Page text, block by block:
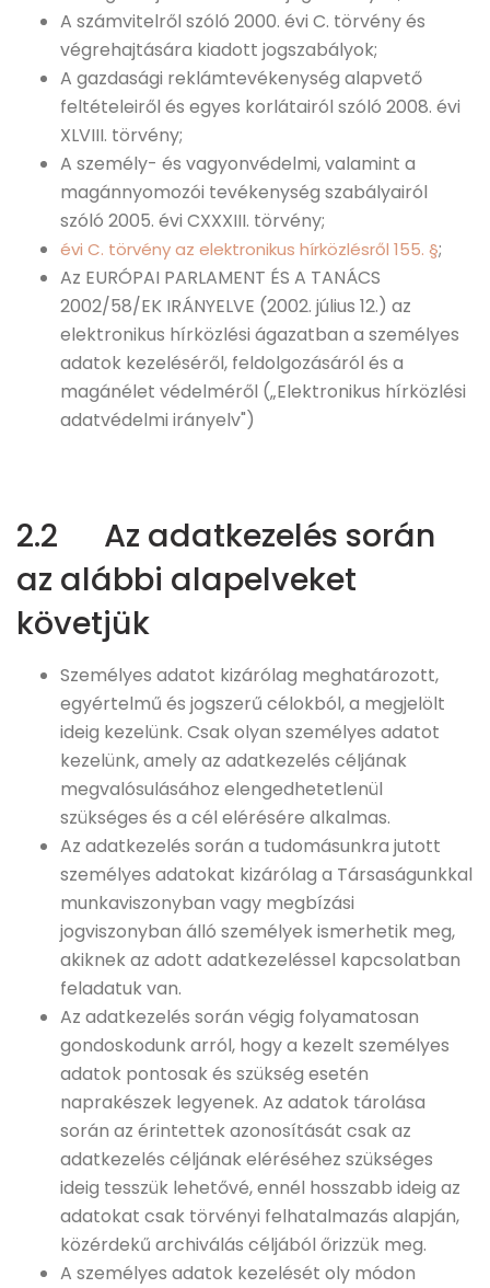
A számvitelről szóló 2000. évi C. törvény és
végrehajtására kiadott jogszabályok;
A gazdasági reklámtevékenység alapvető
feltételeiről és egyes korlátairól szóló 2008. évi
XLVIII. törvény;
A személy- és vagyonvédelmi, valamint a
magánnyomozói tevékenység szabályairól
szóló 2005. évi CXXXIII. törvény;
évi C. törvény az elektronikus hírközlésről 155. §;
Az EURÓPAI PARLAMENT ÉS A TANÁCS
2002/58/EK IRÁNYELVE (2002. július 12.) az
elektronikus hírközlési ágazatban a személyes
adatok kezeléséről, feldolgozásáról és a
magánélet védelméről („Elektronikus hírközlési
adatvédelmi irányelv")
2.2 Az adatkezelés során
az alábbi alapelveket
követjük
Személyes adatot kizárólag meghatározott,
egyértelmű és jogszerű célokból, a megjelölt
ideig kezelünk. Csak olyan személyes adatot
kezelünk, amely az adatkezelés céljának
megvalósulásához elengedhetetlenül
szükséges és a cél elérésére alkalmas.
Az adatkezelés során a tudomásunkra jutott
személyes adatokat kizárólag a Társaságunkkal
munkaviszonyban vagy megbízási
jogviszonyban álló személyek ismerhetik meg,
akiknek az adott adatkezeléssel kapcsolatban
feladatuk van.
Az adatkezelés során végig folyamatosan
gondoskodunk arról, hogy a kezelt személyes
adatok pontosak és szükség esetén
naprakészek legyenek. Az adatok tárolása
során az érintettek azonosítását csak az
adatkezelés céljának eléréséhez szükséges
ideig tesszük lehetővé, ennél hosszabb ideig az
adatokat csak törvényi felhatalmazás alapján,
közérdekű archiválás céljából őrizzük meg.
A személyes adatok kezelését oly módon